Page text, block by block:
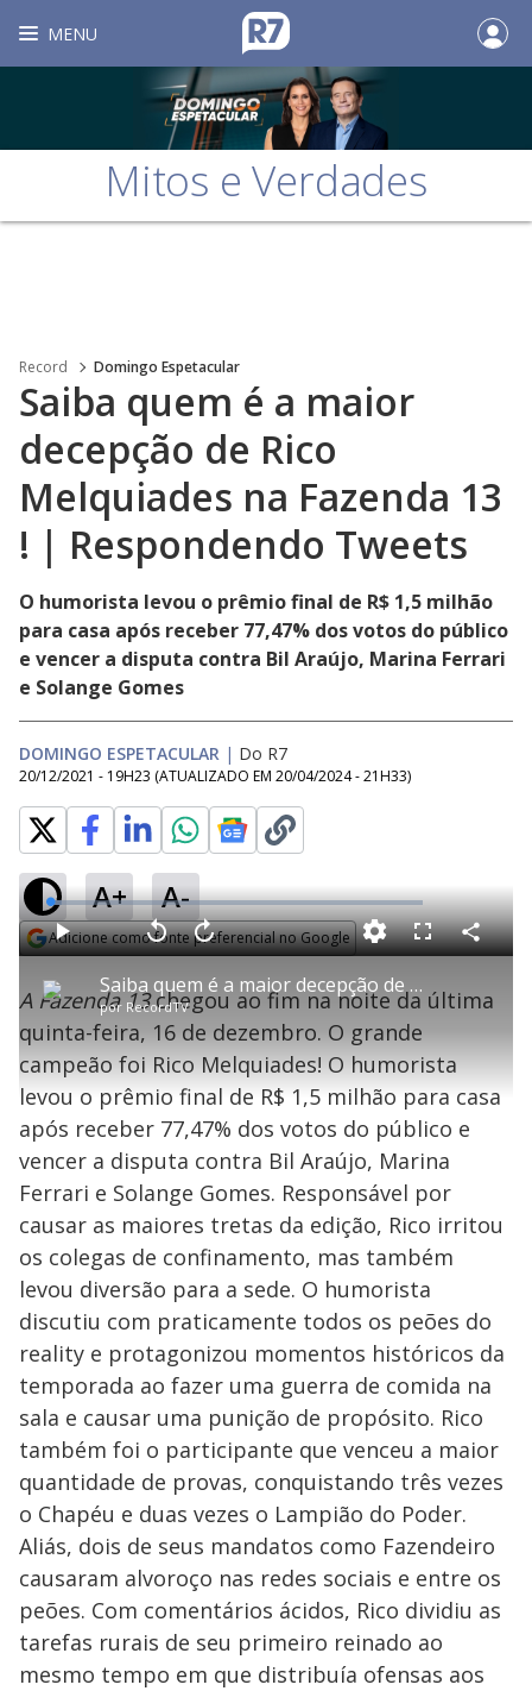
MENU
Mitos e Verdades
Record Domingo Espetacular
Saiba quem é a maior
decepção de Rico
Melquiades na Fazenda 13
! | Respondendo Tweets
O humorista levou o prêmio final de R$ 1,5 milhão
para casa após receber 77,47% dos votos do público
e vencer a disputa contra Bil Araújo, Marina Ferrari
e Solange Gomes
DOMINGO ESPETACULAR | Do R7
20/12/2021 - 19H23 (ATUALIZADO EM 20/04/2024 - 21H33)
A+ A-
Adicione como fonte preferencial no Google
P
l
a
y
V
i
d
e
o
Saiba quem é a maior decepção de Rico Melquiades na Fazenda 13 ! | Respondendo Tweets
por RecordTV
P V
t
a
r
1
e
g
n
d
o
A
n
ç
a
1
s
e
u
n
d
o
s
M
u
d
o
L
o
a
d
e
:
3
.
1
7
%
F
n
C
o
a
r
A Fazenda 13chegou ao fim na noite da última
quinta-feira, 16 de dezembro. O grande
campeão foi Rico Melquiades! O humorista
levou o prêmio final de R$ 1,5 milhão para casa
após receber 77,47% dos votos do público e
vencer a disputa contra Bil Araújo, Marina
Ferrari e Solange Gomes. Responsável por
causar as maiores tretas da edição, Rico irritou
os colegas de confinamento, mas também
levou diversão para a sede. O humorista
discutiu com praticamente todos os peões do
reality e protagonizou momentos históricos da
temporada ao fazer uma guerra de comida na
sala e causar uma punição de propósito. Rico
também foi o participante que venceu a maior
quantidade de provas, conquistando três vezes
o Chapéu e duas vezes o Lampião do Poder.
Aliás, dois de seus mandatos como Fazendeiro
causaram alvoroço nas redes sociais e entre os
peões. Com comentários ácidos, Rico dividiu as
tarefas rurais de seu primeiro reinado ao
mesmo tempo em que distribuía ofensas aos